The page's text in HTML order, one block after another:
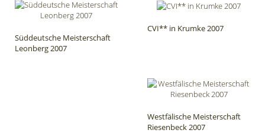
Süddeutsche Meisterschaft
Leonberg 2007
CVI** in Krumke 2007
Westfälische Meisterschaft
Riesenbeck 2007